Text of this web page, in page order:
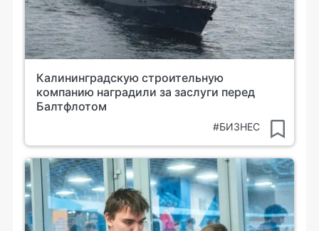
Калининградскую строительную
компанию наградили за заслуги перед
Балтфлотом
#БИЗНЕС